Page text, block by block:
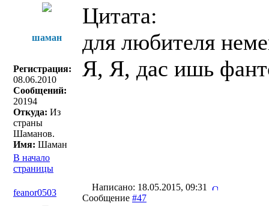
шаман
Регистрация:
08.06.2010
Сообщений:
20194
Откуда: Из
страны
Шаманов.
Имя: Шаман
Цитата:
для любителя
Я, Я, дас ишь
В начало
страницы
feanor0503
Написано: 18.05.2015, 09:31
Сообщение #47